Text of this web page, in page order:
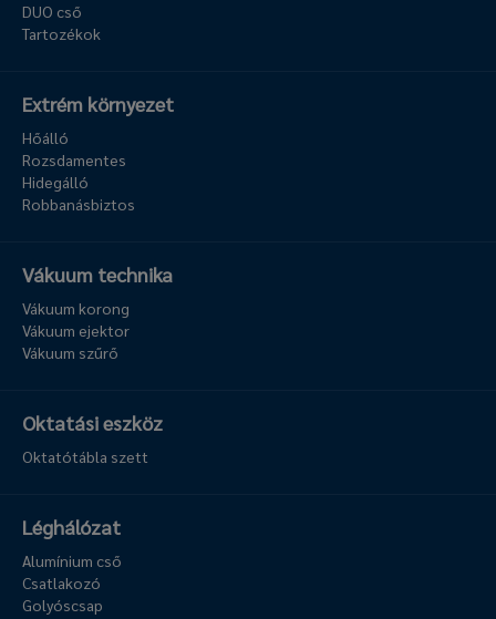
DUO cső
Tartozékok
Extrém környezet
Hőálló
Rozsdamentes
Hidegálló
Robbanásbiztos
Vákuum technika
Vákuum korong
Vákuum ejektor
Vákuum szűrő
Oktatási eszköz
Oktatótábla szett
Léghálózat
Alumínium cső
Csatlakozó
Golyóscsap